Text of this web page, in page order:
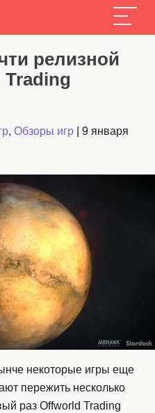
релизной
, Обзоры игр
9 января
некоторые игры еще
пережить несколько
раз Offworld Trading